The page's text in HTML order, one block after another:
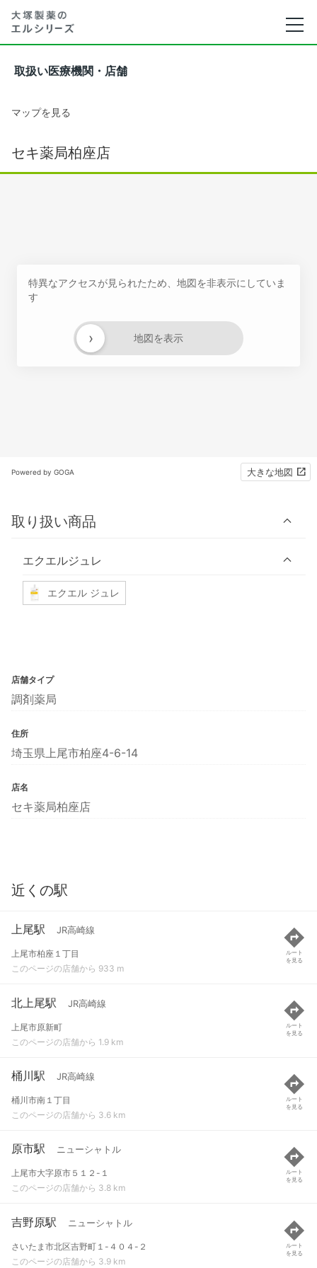
取扱い医療機関・店舗
マップを見る
セキ薬局柏座店
特異なアクセスが見られたため、地図を非表示にしていま
す
地図を表示
›
Powered by GOGA 大きな地図
取り扱い商品
エクエルジュレ
エクエル ジュレ
店舗タイプ
調剤薬局
住所
埼玉県上尾市柏座4-6-14
店名
セキ薬局柏座店
近くの駅
上尾駅 JR高崎線
上尾市柏座１丁目
このページの店舗から 933 m
ルート
を見る
北上尾駅 JR高崎線
上尾市原新町
このページの店舗から 1.9 km
ルート
を見る
桶川駅 JR高崎線
桶川市南１丁目
このページの店舗から 3.6 km
ルート
を見る
原市駅 ニューシャトル
上尾市大字原市５１２-１
このページの店舗から 3.8 km
ルート
を見る
吉野原駅 ニューシャトル
さいたま市北区吉野町１-４０４-２
このページの店舗から 3.9 km
ルート
を見る